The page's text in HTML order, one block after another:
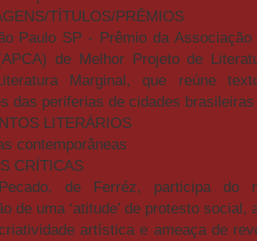
TÍTULOS/PRÊMIOS
Paulo SP - Prêmio da
de Melhor Projeto de
Marginal, que reúne
das periferias de cidades brasileiras
LITERÁRIOS
contemporâneas
CRÍTICAS
de Ferréz, participa do
de uma ‘atitude’ de protesto social,
artística e ameaça de